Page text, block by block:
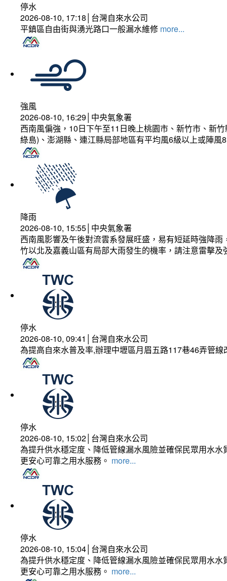
停水
2026-08-10, 17:18│台灣自來水公司
平鎮區自由街與湧光路口一般漏水維修 more...
強風
2026-08-10, 16:29│中央氣象署
西南風偏強，10日下午至11日晚上桃園市、新竹市、新
綠島)、澎湖縣、連江縣局部地區有平均風6級以上或陣
降雨
2026-08-10, 15:55│中央氣象署
西南風影響及午後對流雲系發展旺盛，易有短延時強降
竹以北及嘉義山區有局部大雨發生的機率，請注意雷擊
停水
2026-08-10, 09:41│台灣自來水公司
為提高自來水普及率,辦理中壢區月眉五路117巷46弄管
停水
2026-08-10, 15:02│台灣自來水公司
為提升供水穩定度、降低管線漏水風險並確保民眾用水
更安心可靠之用水服務。 more...
停水
2026-08-10, 15:04│台灣自來水公司
為提升供水穩定度、降低管線漏水風險並確保民眾用水
更安心可靠之用水服務。 more...